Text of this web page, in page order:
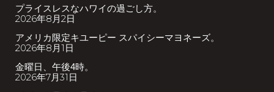
プライスレスなハワイの過ごし方。
2026年8月2日
アメリカ限定キユーピー スパイシーマヨネーズ。
2026年8月1日
金曜日、午後4時。
2026年7月31日